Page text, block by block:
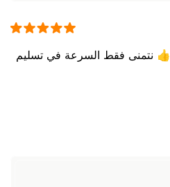
👍 نتمنى فقط السرعة في تسليم